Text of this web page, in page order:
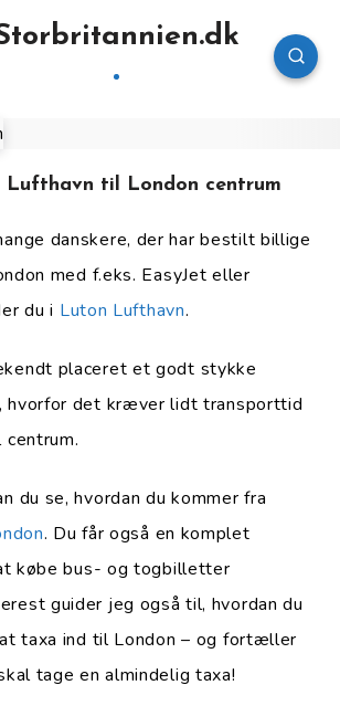
Lufthavn til London centrum
danskere, der har bestilt billige
med f.eks. EasyJet eller
du i Luton Lufthavn.
placeret et godt stykke
hvorfor det kræver lidt transporttid
du se, hvordan du kommer fra
. Du får også en komplet
købe bus- og togbilletter
guider jeg også til, hvordan du
taxa ind til London – og fortæller
tage en almindelig taxa!